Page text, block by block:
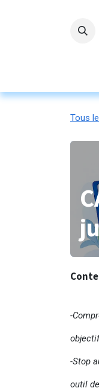
Tous
-
-Stop
outil